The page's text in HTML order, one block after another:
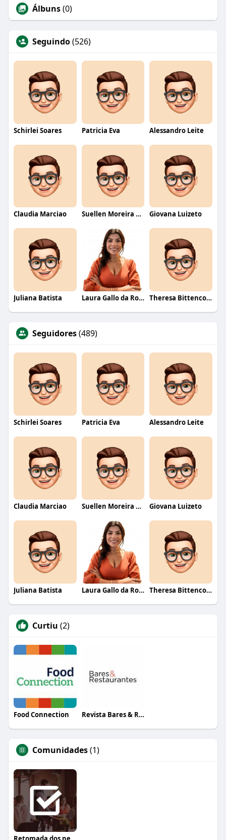
Álbuns(0)
Seguindo(526)
Schirlei Soares Patricia Eva Alessandro Leite
Claudia Marciao Suellen Moreira Parente de Oliveira Giovana Luizeto
Juliana Batista Laura Gallo da Rosa Theresa Bittencourt
Seguidores(489)
Schirlei Soares Patricia Eva Alessandro Leite
Claudia Marciao Suellen Moreira Parente de Oliveira Giovana Luizeto
Juliana Batista Laura Gallo da Rosa Theresa Bittencourt
Curtiu (2)
Food Connection Revista Bares & Restaurantes
Comunidades(1)